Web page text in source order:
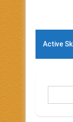
Active